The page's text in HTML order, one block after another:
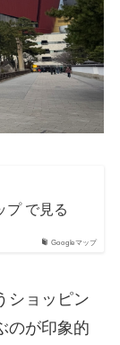
Googleマップ
プ で見る
ショッピン
のが印象的